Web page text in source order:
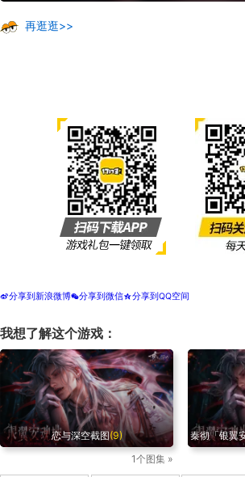
再逛逛>>
t分享到新浪微博w分享到微信z分享到QQ空间
我想了解这个游戏：
恋与深空截图(9)
1个图集 »
秦彻「银翼